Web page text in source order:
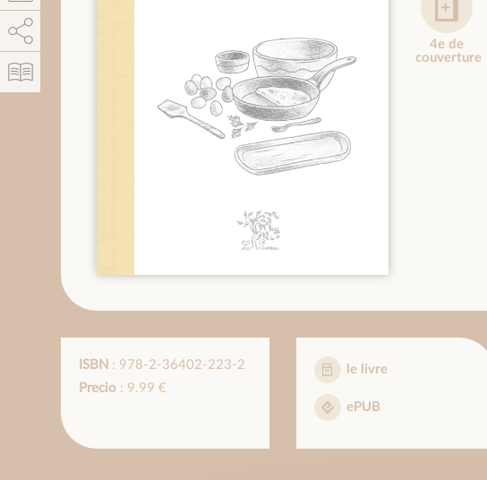
4e de
couverture
ISBN : 978-2-36402-223-2
Precio: 9.99 €
le livre
ePUB